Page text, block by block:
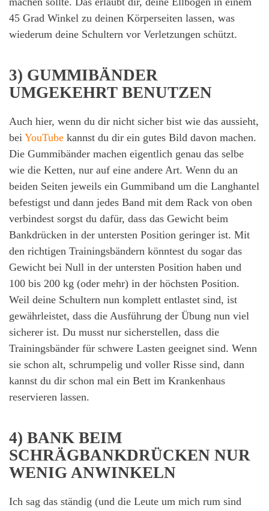
45 Grad Winkel zu deinen Körperseiten lassen, was
wiederum deine Schultern vor Verletzungen schützt.
3) GUMMIBÄNDER
UMGEKEHRT BENUTZEN
Auch hier, wenn du dir nicht sicher bist wie das aussieht,
bei YouTube kannst du dir ein gutes Bild davon machen.
Die Gummibänder machen eigentlich genau das selbe
wie die Ketten, nur auf eine andere Art. Wenn du an
beiden Seiten jeweils ein Gummiband um die Langhantel
befestigst und dann jedes Band mit dem Rack von oben
verbindest sorgst du dafür, dass das Gewicht beim
Bankdrücken in der untersten Position geringer ist. Mit
den richtigen Trainingsbändern könntest du sogar das
Gewicht bei Null in der untersten Position haben und
100 bis 200 kg (oder mehr) in der höchsten Position.
Weil deine Schultern nun komplett entlastet sind, ist
gewährleistet, dass die Ausführung der Übung nun viel
sicherer ist. Du musst nur sicherstellen, dass die
Trainingsbänder für schwere Lasten geeignet sind. Wenn
sie schon alt, schrumpelig und voller Risse sind, dann
kannst du dir schon mal ein Bett im Krankenhaus
reservieren lassen.
4) BANK BEIM
SCHRÄGBANKDRÜCKEN NUR
WENIG ANWINKELN
Ich sag das ständig (und die Leute um mich rum sind